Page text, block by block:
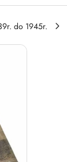
do 1945r.